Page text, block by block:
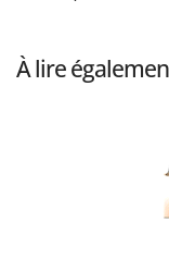
À lire